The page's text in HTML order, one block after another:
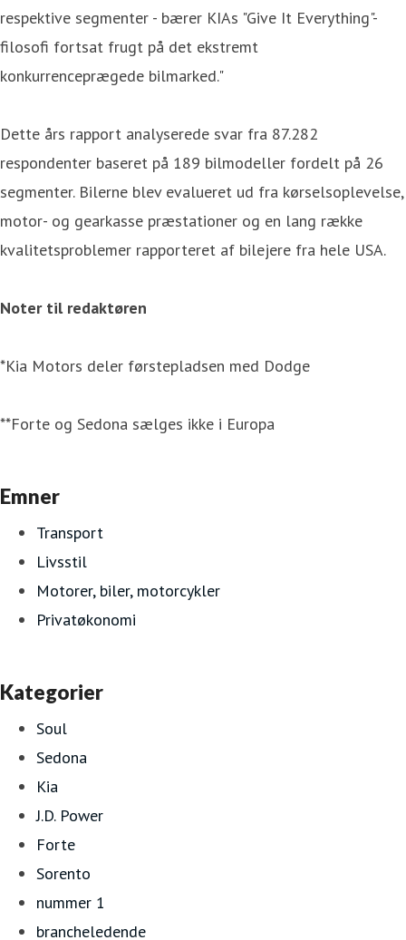
respektive segmenter - bærer KIAs "Give It Everything"-
filosofi fortsat frugt på det ekstremt
konkurrenceprægede bilmarked."
Dette års rapport analyserede svar fra 87.282
respondenter baseret på 189 bilmodeller fordelt på 26
segmenter. Bilerne blev evalueret ud fra kørselsoplevelse,
motor- og gearkasse præstationer og en lang række
kvalitetsproblemer rapporteret af bilejere fra hele USA.
Noter til redaktøren
*Kia Motors deler førstepladsen med Dodge
**Forte og Sedona sælges ikke i Europa
Emner
Transport
Livsstil
Motorer, biler, motorcykler
Privatøkonomi
Kategorier
Soul
Sedona
Kia
J.D. Power
Forte
Sorento
nummer 1
brancheledende